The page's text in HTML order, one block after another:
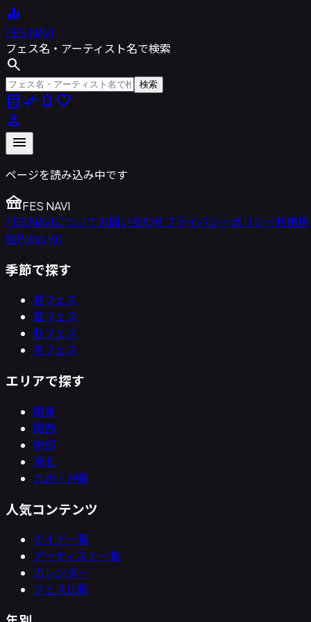
equalizer
FES NAVI
フェス名・アーティスト名で検索
search
検索
calendar_monthcompare_arrows notifications favorite
person
menu
ページを読み込み中です
festivalFES NAVI
FES NAVIについてお問い合わせプライバシーポリシー利用規
約Press Kit
季節で探す
春フェス
夏フェス
秋フェス
冬フェス
エリアで探す
関東
関西
中部
東北
九州・沖縄
人気コンテンツ
ガイド一覧
アーティスト一覧
カレンダー
フェス比較